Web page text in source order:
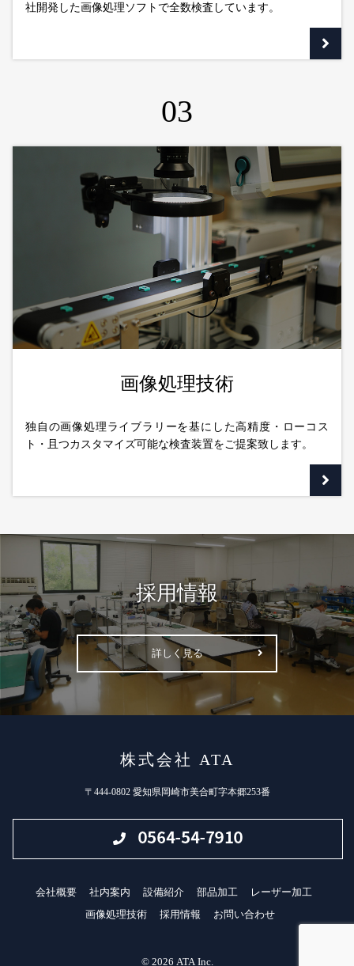
社開発した画像処理ソフトで全数検査しています。
03
画像処理技術
独自の画像処理ライブラリーを基にした高精度・ローコス
ト・且つカスタマイズ可能な検査装置をご提案致します。
採用情報
詳しく見る
株式会社 ATA
〒444-0802 愛知県岡崎市美合町字本郷253番
会社概要 社内案内 設備紹介 部品加工
レーザー加工
画像処理技術
採用情報 お問い合わせ
© 2026 ATA Inc.